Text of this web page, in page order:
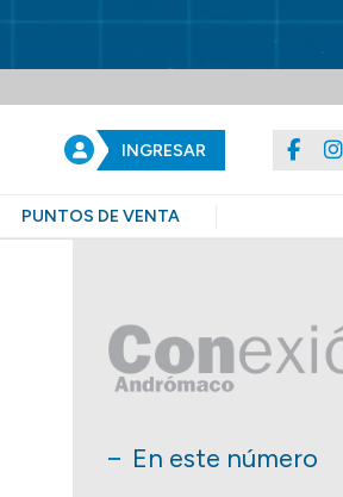
INGRESAR
PUNTOS DE VENTA
En este número